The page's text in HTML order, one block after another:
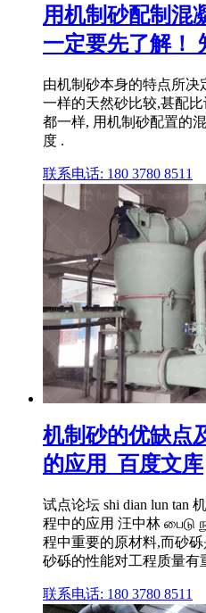
用机制砂配制混
一定要先了解！
由机制砂本身的特点所
一样的天然砂比较,甚配
都一样, 用机制砂配置的
度 .
联系电话: 180 3780 8511
机制砂的优缺点
的应用_百度文库
试点论坛 shi dian lun tan
程中的应用 汪中林 பைடு
程中重要的原材料,而砂
砂砾的性能对工程质量有
联系电话: 180 3780 8511